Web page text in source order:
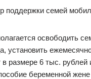
освободить
установить
в размере 6 тыс. рублей
беременной